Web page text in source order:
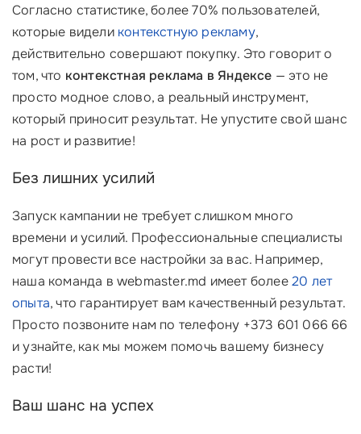
Согласно статистике, более 70% пользователей,
которые видели контекстную рекламу,
действительно совершают покупку. Это говорит о
том, что контекстная реклама в Яндексе — это не
просто модное слово, а реальный инструмент,
который приносит результат. Не упустите свой шанс
на рост и развитие!
Без лишних усилий
Запуск кампании не требует слишком много
времени и усилий. Профессиональные специалисты
могут провести все настройки за вас. Например,
наша команда в webmaster.md имеет более20 лет
опыта, что гарантирует вам качественный результат.
Просто позвоните нам по телефону +373 601 066 66
и узнайте, как мы можем помочь вашему бизнесу
расти!
Ваш шанс на успех